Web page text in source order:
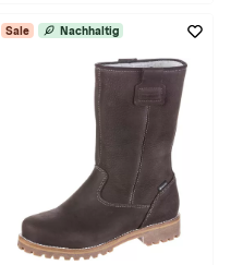
Sale Nachhaltig